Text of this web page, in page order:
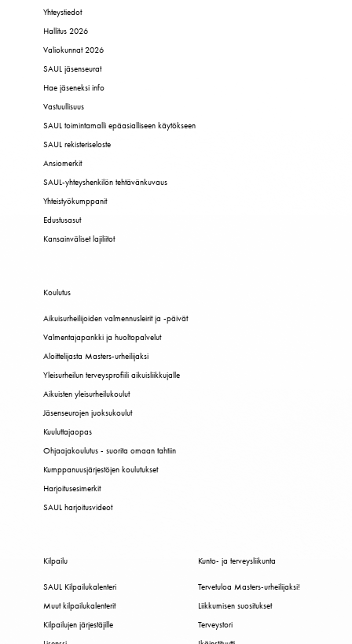
Yhteystiedot
Hallitus 2026
Valiokunnat 2026
SAUL jäsenseurat
Hae jäseneksi info
Vastuullisuus
SAUL toimintamalli epäasialliseen käytökseen
SAUL rekisteriseloste
Ansiomerkit
SAUL-yhteyshenkilön tehtävänkuvaus
Yhteistyökumppanit
Edustusasut
Kansainväliset lajiliitot
Koulutus
Aikuisurheilijoiden valmennusleirit ja -päivät
Valmentajapankki ja huoltopalvelut
Aloittelijasta Masters-urheilijaksi
Yleisurheilun terveysprofiili aikuisliikkujalle
Aikuisten yleisurheilukoulut
Jäsenseurojen juoksukoulut
Kuuluttajaopas
Ohjaajakoulutus - suorita omaan tahtiin
Kumppanuusjärjestöjen koulutukset
Harjoitusesimerkit
SAUL harjoitusvideot
Kilpailu
SAUL Kilpailukalenteri
Muut kilpailukalenterit
Kilpailujen järjestäjille
Kunto- ja terveysliikunta
Tervetuloa Masters-urheilijaksi!
Liikkumisen suositukset
Terveystori